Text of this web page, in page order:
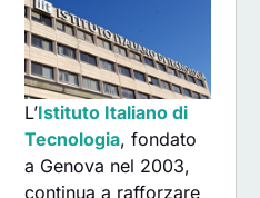
L’Istituto Italiano di
Tecnologia, fondato
a Genova nel 2003,
continua a rafforzare